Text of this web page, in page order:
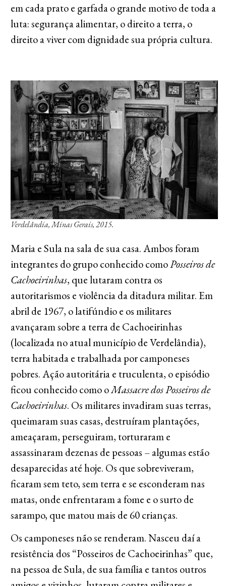
em cada prato e garfada o grande motivo de toda a
luta: segurança alimentar, o direito a terra, o
direito a viver com dignidade sua própria cultura.
Verdelândia, Minas Gerais, 2015.
Maria e Sula na sala de sua casa. Ambos foram
integrantes do grupo conhecido comoPosseiros de
Cachoeirinhas, que lutaram contra os
autoritarismos e violência da ditadura militar. Em
abril de 1967, o latifúndio e os militares
avançaram sobre a terra de Cachoeirinhas
(localizada no atual município de Verdelândia),
terra habitada e trabalhada por camponeses
pobres. Ação autoritária e truculenta, o episódio
ficou conhecido como oMassacre dos Posseiros de
Cachoeirinhas. Os militares invadiram suas terras,
queimaram suas casas, destruíram plantações,
ameaçaram, perseguiram, torturaram e
assassinaram dezenas de pessoas – algumas estão
desaparecidas até hoje. Os que sobreviveram,
ficaram sem teto, sem terra e se esconderam nas
matas, onde enfrentaram a fome e o surto de
sarampo, que matou mais de 60 crianças.
Os camponeses não se renderam. Nasceu daí a
resistência dos “Posseiros de Cachoeirinhas” que,
na pessoa de Sula, de sua família e tantos outros